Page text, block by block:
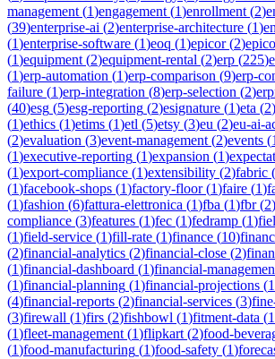
management (1)engagement (1)enrollment (2)
(39)enterprise-ai (2)enterprise-architecture (1)
(1)enterprise-software (1)eoq (1)epicor(2)
(1)equipment (2)equipment-rental (2)erp (225)
(1)erp-automation (1)erp-comparison (9)erp-
failure (1)erp-integration (8)erp-selection (2)
(40)esg (5)esg-reporting (2)esignature (1)eta (2)
(1)ethics (1)etims (1)etl (5)etsy (3)eu (2)eu-ai-
(2)evaluation (3)event-management (2)events (1
(1)executive-reporting (1)expansion (1)
(1)export-compliance (1)extensibility (2)fabric (
(1)facebook-shops (1)factory-floor(1)faire (1)
(1)fashion (6)fattura-elettronica (1)fba (1)fbr(2)
compliance (3)features (1)fec (1)fedramp (1)
(1)field-service (1)fill-rate (1)finance (10)
(2)financial-analytics (2)financial-close (2)
(1)financial-dashboard (1)financial-
(1)financial-planning (1)financial-projections (1
(4)financial-reports (2)financial-services (3)
(3)firewall (1)firs (2)fishbowl (1)fitment-data (1
(1)fleet-management (1)flipkart (2)food-
(1)food-manufacturing (1)food-safety (1)